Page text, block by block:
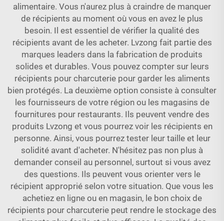
alimentaire. Vous n'aurez plus à craindre de manquer
de récipients au moment où vous en avez le plus
besoin. Il est essentiel de vérifier la qualité des
récipients avant de les acheter. Lvzong fait partie des
marques leaders dans la fabrication de produits
solides et durables. Vous pouvez compter sur leurs
récipients pour charcuterie pour garder les aliments
bien protégés. La deuxième option consiste à consulter
les fournisseurs de votre région ou les magasins de
fournitures pour restaurants. Ils peuvent vendre des
produits Lvzong et vous pourrez voir les récipients en
personne. Ainsi, vous pourrez tester leur taille et leur
solidité avant d'acheter. N'hésitez pas non plus à
demander conseil au personnel, surtout si vous avez
des questions. Ils peuvent vous orienter vers le
récipient approprié selon votre situation. Que vous les
achetiez en ligne ou en magasin, le bon choix de
récipients pour charcuterie peut rendre le stockage des